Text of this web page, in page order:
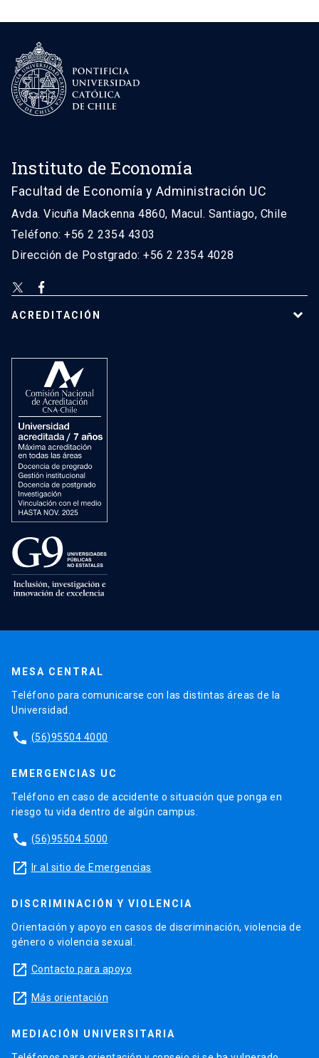
Instituto de Economía
Facultad de Economía y Administración UC
Avda. Vicuña Mackenna 4860, Macul. Santiago, Chile
Teléfono: +56 2 2354 4303
Dirección de Postgrado: +56 2 2354 4028
ACREDITACIÓN
MESA CENTRAL
Teléfono para comunicarse con las distintas áreas de la
Universidad.
phone (56)95504 4000
EMERGENCIAS UC
Teléfono en caso de accidente o situación que ponga en
riesgo tu vida dentro de algún campus.
phone (56)95504 5000
launch Ir al sitio de Emergencias
DISCRIMINACIÓN Y VIOLENCIA
Orientación y apoyo en casos de discriminación, violencia de
género o violencia sexual.
launch Contacto para apoyo
launch Más orientación
MEDIACIÓN UNIVERSITARIA